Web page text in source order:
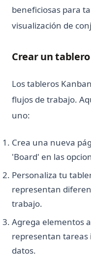
[Explicado] Cómo
Pandas, PySpark
nn.Linear en PyTorch:
nn.Linear in PyTorch:
python-zip
¿Cuál es la diferencia?
¿Cuánto tiempo se
aprenderlo?
¿Es Python sensible a
¿Qué es Boolean en
¿Qué es Do Nothing en
Pass
beneficiosas para
visualización de
Crear un
Los tableros
flujos de trabajo.
uno:
Crea una nueva
'Board' en las
Personaliza tu
representan
trabajo.
Agrega elementos
representan tareas
datos.